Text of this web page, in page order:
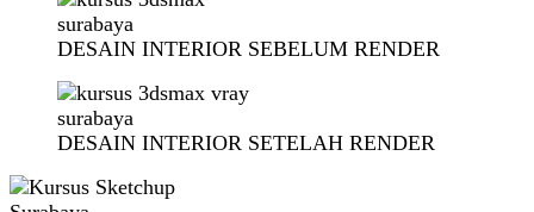
DESAIN INTERIOR SEBELUM RENDER
DESAIN INTERIOR SETELAH RENDER